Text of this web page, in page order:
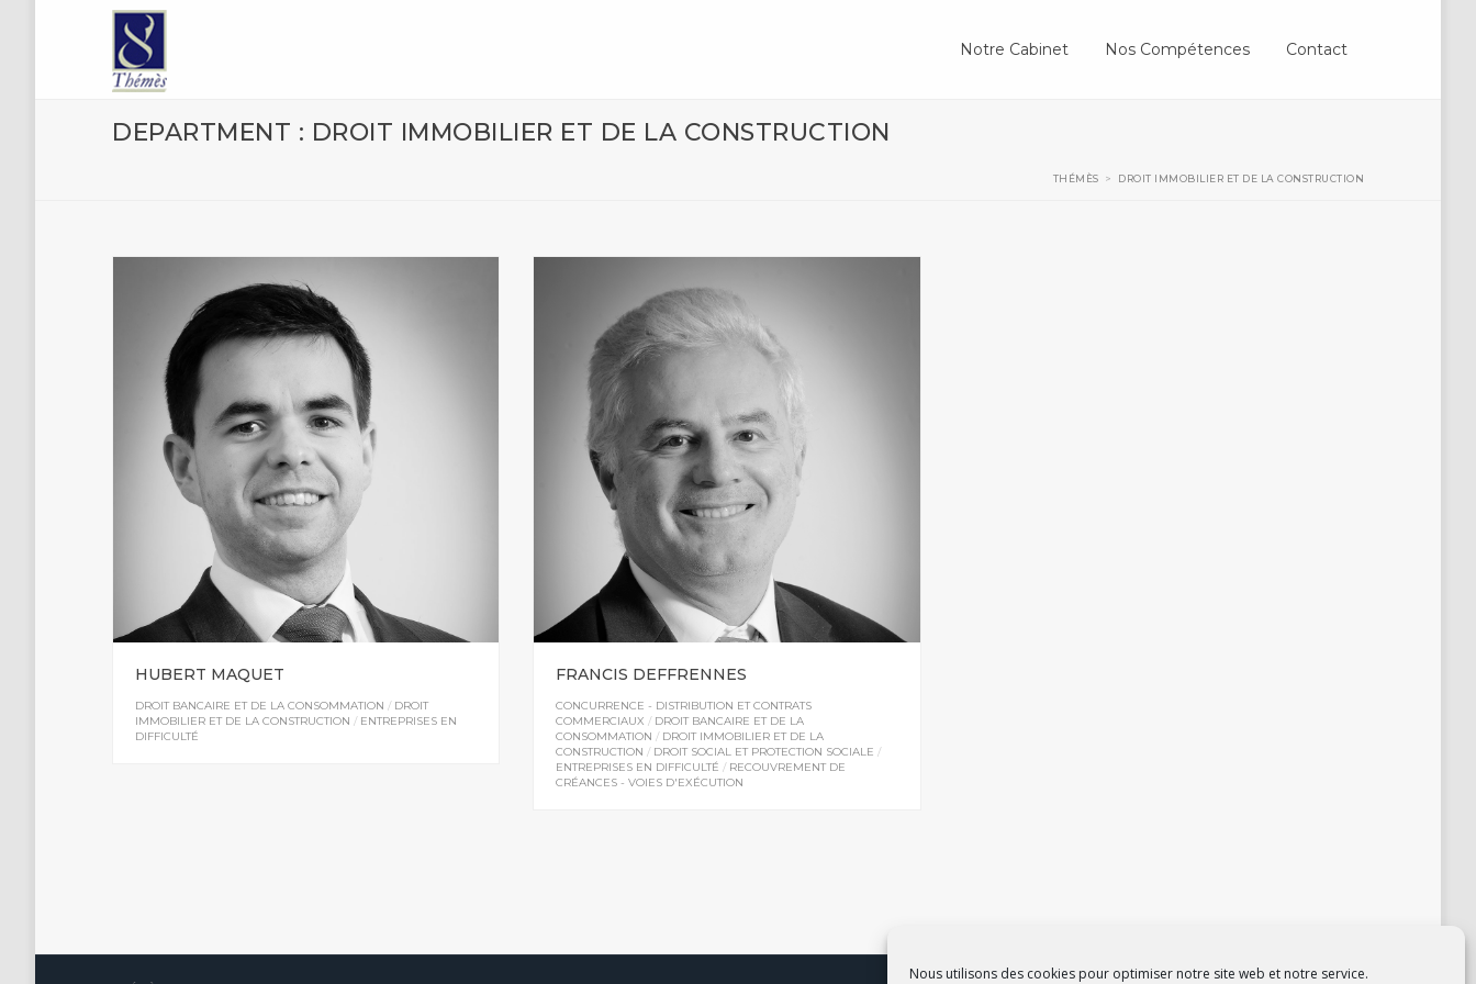
Nous utilisons des cookies pour optimiser notre site web et notre service.
Notre Cabinet Nos Compétences Contact
DEPARTMENT : DROIT IMMOBILIER ET DE LA CONSTRUCTION
THÉMÈS > DROIT IMMOBILIER ET DE LA CONSTRUCTION
HUBERT MAQUET
DROIT BANCAIRE ET DE LA CONSOMMATION / DROIT
IMMOBILIER ET DE LA CONSTRUCTION / ENTREPRISES EN
DIFFICULTÉ
FRANCIS DEFFRENNES
CONCURRENCE - DISTRIBUTION ET CONTRATS
COMMERCIAUX / DROIT BANCAIRE ET DE LA
CONSOMMATION / DROIT IMMOBILIER ET DE LA
CONSTRUCTION / DROIT SOCIAL ET PROTECTION SOCIALE /
ENTREPRISES EN DIFFICULTÉ / RECOUVREMENT DE
CRÉANCES - VOIES D'EXÉCUTION